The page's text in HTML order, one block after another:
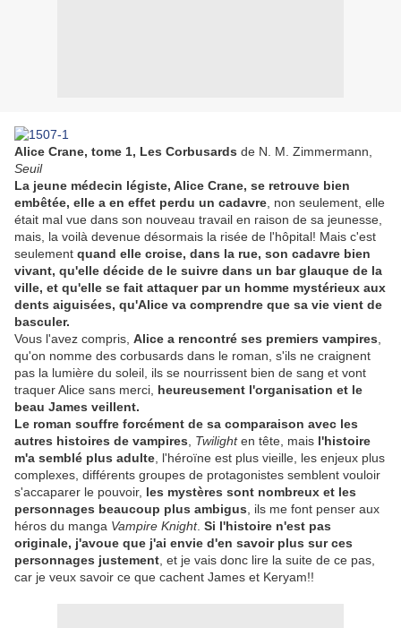
Alice Crane, tome 1, Les Corbusards de N. M. Zimmermann,
Seuil
La jeune médecin légiste, Alice Crane, se retrouve bien
embêtée, elle a en effet perdu un cadavre , non seulement, elle
était mal vue dans son nouveau travail en raison de sa jeunesse,
mais, la voilà devenue désormais la risée de l'hôpital! Mais c'est
seulement quand elle croise, dans la rue, son cadavre bien
vivant, qu'elle décide de le suivre dans un bar glauque de la
ville, et qu'elle se fait attaquer par un homme mystérieux aux
dents aiguisées, qu'Alice va comprendre que sa vie vient de
basculer.
Vous l'avez compris, Alice a rencontré ses premiers vampires
qu'on nomme des corbusards dans le roman, s'ils ne craignent
pas la lumière du soleil, ils se nourrissent bien de sang et vont
traquer Alice sans merci, heureusement l'organisation et le
beau James veillent.
Le roman souffre forcément de sa comparaison avec les
autres histoires de vampires
Twilighten tête, mais l'histoire
m'a semblé plus adulte , l'héroïne est plus vieille, les enjeux plus
complexes, différents groupes de protagonistes semblent vouloir
s'accaparer le pouvoir, les mystères sont nombreux et les
personnages beaucoup plus ambigus , ils me font penser aux
héros du manga Vampire Knight. Si l'histoire n'est pas
originale, j'avoue que j'ai envie d'en savoir plus sur ces
personnages justement , et je vais donc lire la suite de ce pas,
car je veux savoir ce que cachent James et Keryam!!